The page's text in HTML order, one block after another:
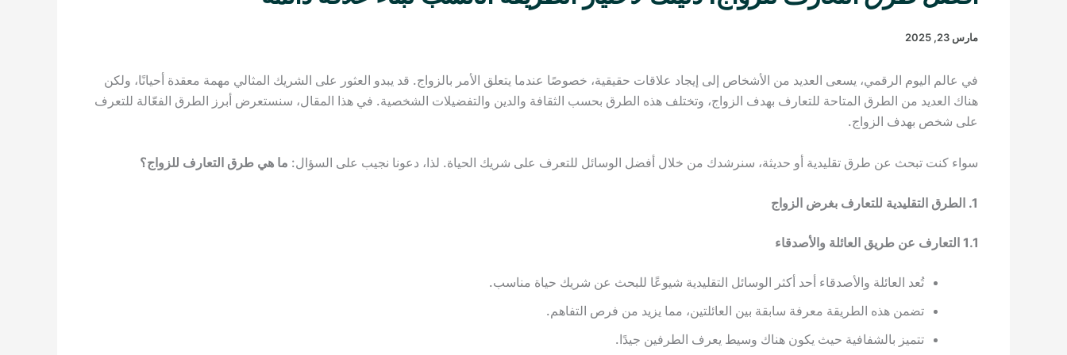
مارس 23, 2025
في عالم اليوم الرقمي، يسعى العديد من الأشخاص إلى إيجاد علاقات حقيقية، خصوصًا عندما يتعلق الأمر بالزواج. قد يبدو العثور على الشريك المثالي مهمة معقدة أحيانًا، ولكن
هناك العديد من الطرق المتاحة للتعارف بهدف الزواج، وتختلف هذه الطرق بحسب الثقافة والدين والتفضيلات الشخصية. في هذا المقال، سنستعرض أبرز الطرق الفعّالة للتعرف
على شخص بهدف الزواج.
سواء كنت تبحث عن طرق تقليدية أو حديثة، سنرشدك من خلال أفضل الوسائل للتعرف على شريك الحياة. لذا، دعونا نجيب على السؤال: ما هي طرق التعارف للزواج؟
1. الطرق التقليدية للتعارف بغرض الزواج
1.1 التعارف عن طريق العائلة والأصدقاء
تُعد العائلة والأصدقاء أحد أكثر الوسائل التقليدية شيوعًا للبحث عن شريك حياة مناسب.
تضمن هذه الطريقة معرفة سابقة بين العائلتين، مما يزيد من فرص التفاهم.
تتميز بالشفافية حيث يكون هناك وسيط يعرف الطرفين جيدًا.